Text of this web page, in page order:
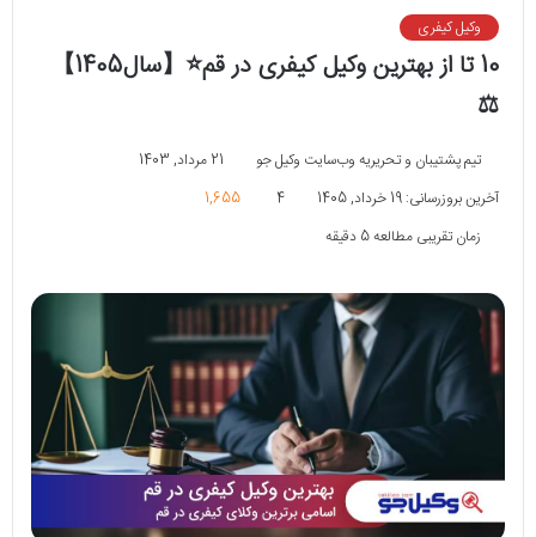
وکیل کیفری
10 تا از بهترین وکیل کیفری در قم⭐【سال1405】
⚖️
تیم پشتیبان و تحریریه وب‌سایت وکیل جو
21 مرداد, 1403
آخرین بروزرسانی: 19 خرداد, 1405
4
1,655
زمان تقریبی مطالعه 5 دقیقه